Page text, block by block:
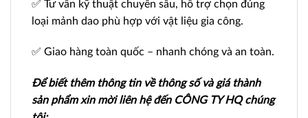
✅ Tư vấn kỹ thuật chuyên sâu, hỗ trợ chọn đúng
loại mảnh dao phù hợp với vật liệu gia công.
✅ Giao hàng toàn quốc – nhanh chóng và an toàn.
Để biết thêm thông tin về thông số và giá thành
sản phẩm xin mời liên hệ đến CÔNG TY HQ chúng